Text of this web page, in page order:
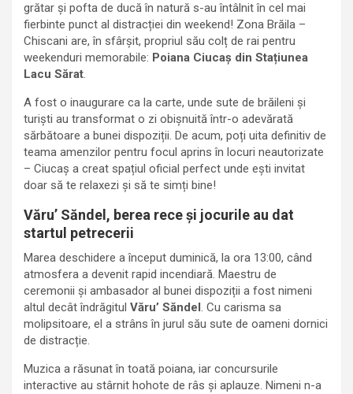
grătar și pofta de ducă în natură s-au întâlnit în cel mai
fierbinte punct al distracției din weekend! Zona Brăila –
Chiscani are, în sfârșit, propriul său colț de rai pentru
weekenduri memorabile: Poiana Ciucaș din Stațiunea
Lacu Sărat.
A fost o inaugurare ca la carte, unde sute de brăileni și
turiști au transformat o zi obișnuită într-o adevărată
sărbătoare a bunei dispoziții. De acum, poți uita definitiv de
teama amenzilor pentru focul aprins în locuri neautorizate
– Ciucaș a creat spațiul oficial perfect unde ești invitat
doar să te relaxezi și să te simți bine!
Văru’ Săndel, berea rece și jocurile au dat
startul petrecerii
Marea deschidere a început duminică, la ora 13:00, când
atmosfera a devenit rapid incendiară. Maestru de
ceremonii și ambasador al bunei dispoziții a fost nimeni
altul decât îndrăgitul Văru’ Săndel. Cu carisma sa
molipsitoare, el a strâns în jurul său sute de oameni dornici
de distracție.
Muzica a răsunat în toată poiana, iar concursurile
interactive au stârnit hohote de râs și aplauze. Nimeni n-a